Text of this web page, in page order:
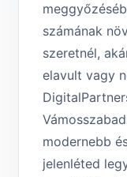
számának
szeretnél,
elavult vagy
modernebb
jelenléted